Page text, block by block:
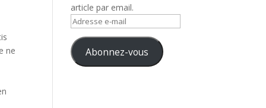
ne
article par email.
Adresse
mail Abonnez-vous